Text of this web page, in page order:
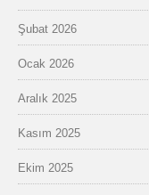
Şubat 2026
Ocak 2026
Aralık 2025
Kasım 2025
Ekim 2025